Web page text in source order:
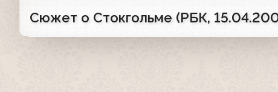
Сюжет о Стокгольме (РБК,